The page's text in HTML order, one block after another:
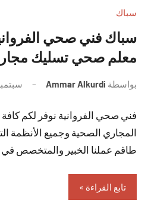
سباك
معلم صحي تسليك
بواسطة Ammar Alkurdi سبتمبر 27,
فني صحي الفروانية نوفر لكم
المجاري الصحية وجميع الأنظمة
طاقم عملنا الخبير والمتخصص
تابع القراءة